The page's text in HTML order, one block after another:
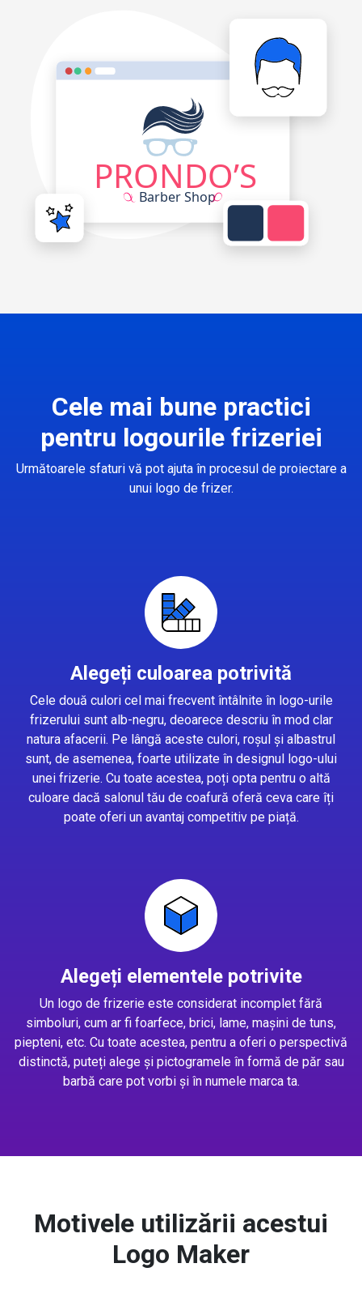
Cele mai bune practici
pentru logourile frizeriei
Următoarele sfaturi vă pot ajuta în procesul de proiectare a
unui logo de frizer.
Alegeți culoarea potrivită
Cele două culori cel mai frecvent întâlnite în logo-urile
frizerului sunt alb-negru, deoarece descriu în mod clar
natura afacerii. Pe lângă aceste culori, roșul și albastrul
sunt, de asemenea, foarte utilizate în designul logo-ului
unei frizerie. Cu toate acestea, poți opta pentru o altă
culoare dacă salonul tău de coafură oferă ceva care îți
poate oferi un avantaj competitiv pe piață.
Alegeți elementele potrivite
Un logo de frizerie este considerat incomplet fără
simboluri, cum ar fi foarfece, brici, lame, mașini de tuns,
piepteni, etc. Cu toate acestea, pentru a oferi o perspectivă
distinctă, puteți alege și pictogramele în formă de păr sau
barbă care pot vorbi și în numele marca ta.
Motivele utilizării acestui
Logo Maker